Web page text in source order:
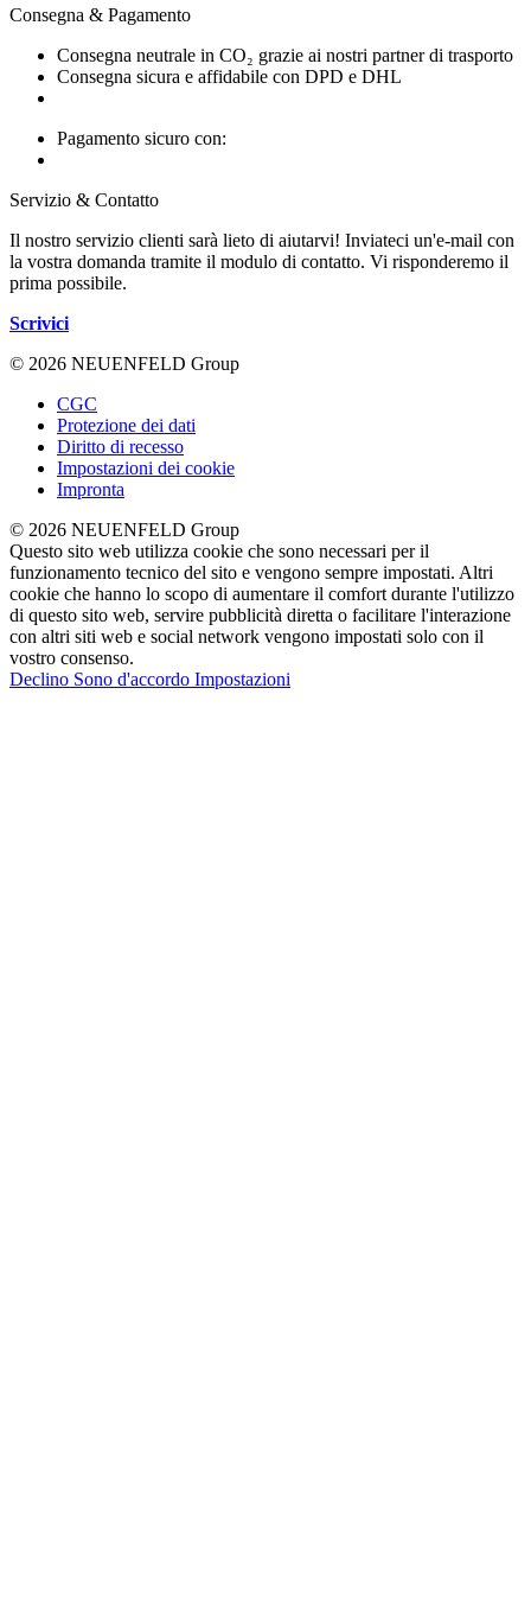
Consegna & Pagamento
Consegna neutrale in CO₂ grazie ai nostri partner di trasporto
Consegna sicura e affidabile con DPD e DHL
Pagamento sicuro con:
Servizio & Contatto
Il nostro servizio clienti sarà lieto di aiutarvi! Inviateci un'e-mail con
la vostra domanda tramite il modulo di contatto. Vi risponderemo il
prima possibile.
Scrivici
© 2026 NEUENFELD Group
CGC
Protezione dei dati
Diritto di recesso
Impostazioni dei cookie
Impronta
© 2026 NEUENFELD Group
Questo sito web utilizza cookie che sono necessari per il
funzionamento tecnico del sito e vengono sempre impostati. Altri
cookie che hanno lo scopo di aumentare il comfort durante l'utilizzo
di questo sito web, servire pubblicità diretta o facilitare l'interazione
con altri siti web e social network vengono impostati solo con il
vostro consenso.
Declino Sono d'accordo Impostazioni